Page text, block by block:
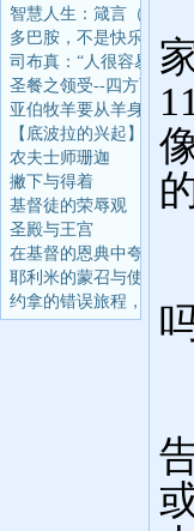
智慧人生：箴言（第97
多巴胺，不是快乐分子
司布真：“人很容易挑
圣餐之领受--四方面 第
亚伯牧羊要从羊身上得
【底波拉的兴起】当该
农夫士师珊迦
撇下与得着
基督徒的荣辱观
圣殿与王宫
在基督的恩典中夸胜
耶利米的蒙召与使命
约拿的错误旅程，却成